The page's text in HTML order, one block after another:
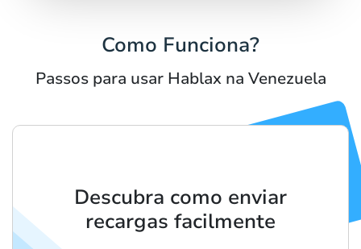
Como Funciona?
Passos para usar Hablax na Venezuela
Descubra como enviar
recargas facilmente